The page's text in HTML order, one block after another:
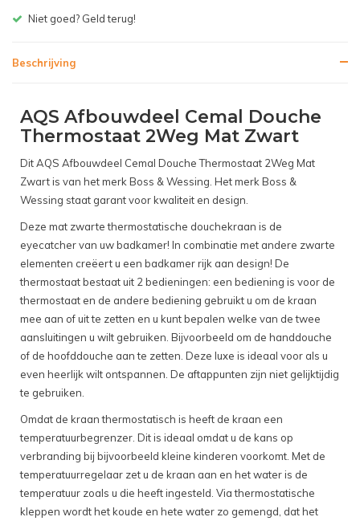
Gratis bezorgen v.a. € 150,- (NL)
Beschrijving
AQS Afbouwdeel Cemal Douche
Thermostaat 2Weg Mat Zwart
Dit AQS Afbouwdeel Cemal Douche Thermostaat 2Weg Mat
Zwart is van het merk Boss & Wessing. Het merk Boss &
Wessing staat garant voor kwaliteit en design.
Deze mat zwarte thermostatische douchekraan is de
eyecatcher van uw badkamer! In combinatie met andere zwarte
elementen creëert u een badkamer rijk aan design! De
thermostaat bestaat uit 2 bedieningen: een bediening is voor de
thermostaat en de andere bediening gebruikt u om de kraan
mee aan of uit te zetten en u kunt bepalen welke van de twee
aansluitingen u wilt gebruiken. Bijvoorbeeld om de handdouche
of de hoofddouche aan te zetten. Deze luxe is ideaal voor als u
even heerlijk wilt ontspannen. De aftappunten zijn niet gelijktijdig
te gebruiken.
Omdat de kraan thermostatisch is heeft de kraan een
temperatuurbegrenzer. Dit is ideaal omdat u de kans op
verbranding bij bijvoorbeeld kleine kinderen voorkomt. Met de
temperatuurregelaar zet u de kraan aan en het water is de
temperatuur zoals u die heeft ingesteld. Via thermostatische
kleppen wordt het koude en hete water zo gemengd, dat het